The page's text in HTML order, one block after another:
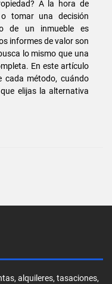
A la hora de
tomar una decisión
de un inmueble es
informes de valor son
lo mismo que una
En este artículo
cada método, cuándo
elijas la alternativa
alquileres, tasaciones,